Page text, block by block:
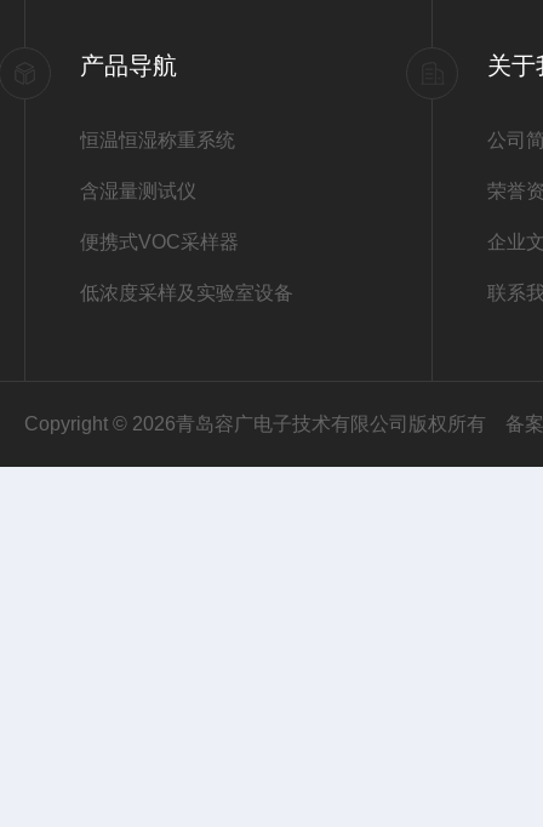
产品导航
恒温恒湿称重系统
含湿量测试仪
便携式VOC采样器
低浓度采样及实验室设备
关于
公司
荣誉
企业
联系
Copyright © 2026青岛容广电子技术有限公司版权所有 备